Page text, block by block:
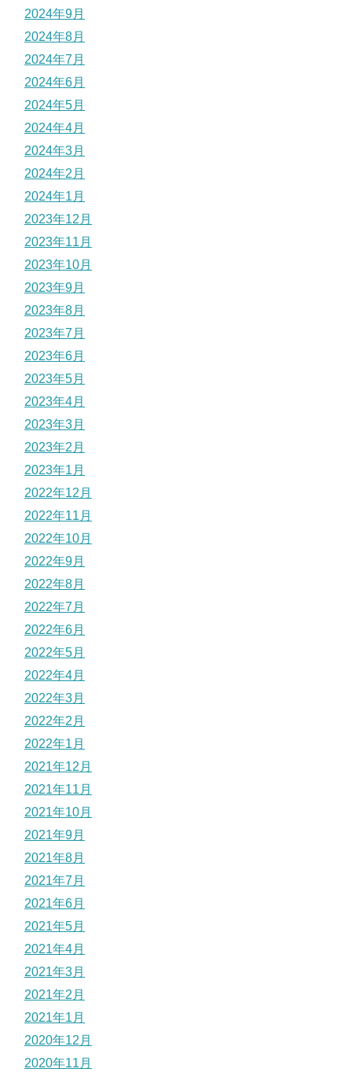
2024年9月
2024年8月
2024年7月
2024年6月
2024年5月
2024年4月
2024年3月
2024年2月
2024年1月
2023年12月
2023年11月
2023年10月
2023年9月
2023年8月
2023年7月
2023年6月
2023年5月
2023年4月
2023年3月
2023年2月
2023年1月
2022年12月
2022年11月
2022年10月
2022年9月
2022年8月
2022年7月
2022年6月
2022年5月
2022年4月
2022年3月
2022年2月
2022年1月
2021年12月
2021年11月
2021年10月
2021年9月
2021年8月
2021年7月
2021年6月
2021年5月
2021年4月
2021年3月
2021年2月
2021年1月
2020年12月
2020年11月